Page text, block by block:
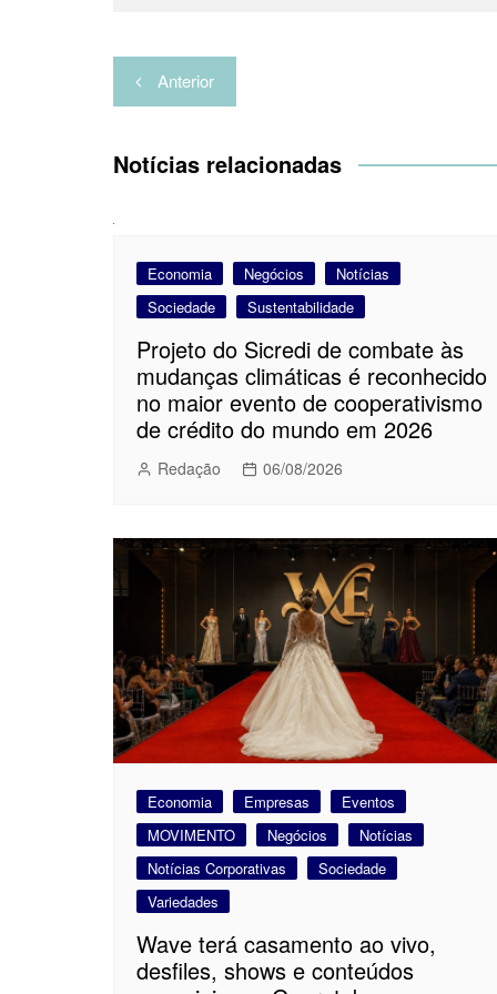
Navegação
de
Post
Anterior
Notícias relacionadas
Economia Negócios
Notícias
Sociedade
Sustentabilidade
Projeto do Sicredi de combate às
mudanças climáticas é reconhecido
no maior evento de cooperativismo
de crédito do mundo em 2026
Redação 06/08/2026
Economia Empresas
Eventos
MOVIMENTO
Negócios
Notícias
Notícias Corporativas
Sociedade
Variedades
Wave terá casamento ao vivo,
desfiles, shows e conteúdos